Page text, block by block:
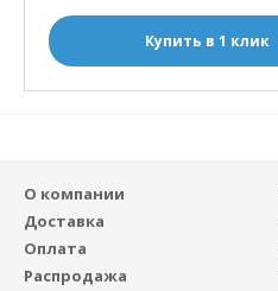
Купить в 1 клик
О компании
Доставка
Оплата
Распродажа